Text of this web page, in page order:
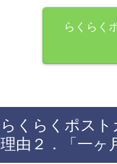
らくらく
らくらくポス
理由２．「一ヶ